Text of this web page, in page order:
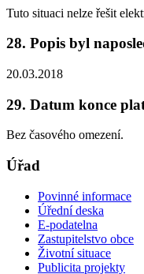
Tuto situaci nelze řešit
28. Popis byl
20.03.2018
29. Datum konce
Bez časového omezení.
Úřad
Povinné informace
Úřední deska
E-podatelna
Zastupitelstvo obce
Životní situace
Publicita projekty